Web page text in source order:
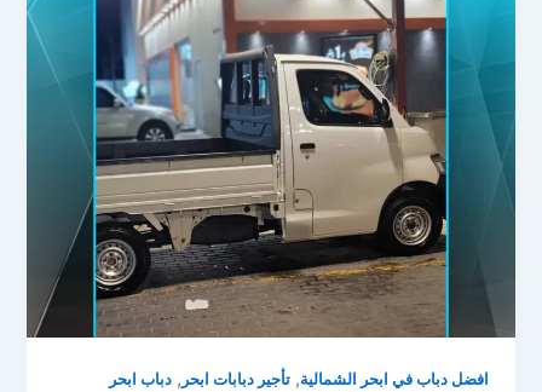
افضل دباب في ابحر الشمالية,تأجير دبابات ابحر ,دباب ابحر